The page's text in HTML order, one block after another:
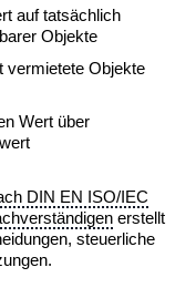
auf tatsächlich
Objekte
vermietete Objekte
Wert über
DIN EN ISO/IEC
erstellt
steuerliche